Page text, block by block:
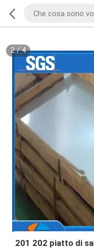
2/4
201 202 piatto di